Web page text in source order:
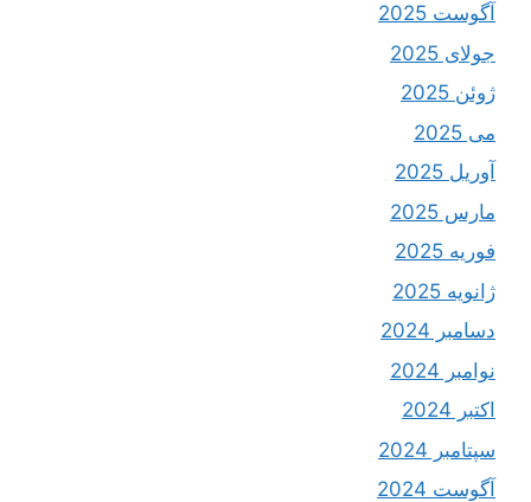
آگوست 2025
جولای 2025
ژوئن 2025
می 2025
آوریل 2025
مارس 2025
فوریه 2025
ژانویه 2025
دسامبر 2024
نوامبر 2024
اکتبر 2024
سپتامبر 2024
آگوست 2024